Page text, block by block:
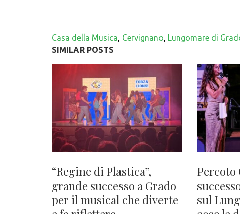
Casa della Musica, Cervignano, Lungomare di
SIMILAR POSTS
“Regine di Plastica”,
grande successo a Grado
per il musical che diverte
Percoto
sul